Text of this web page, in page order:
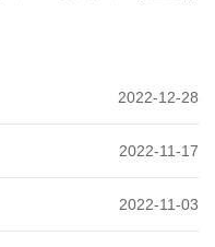
2022-12-28
2022-11-17
2022-11-03